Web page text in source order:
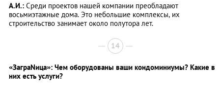
А.И.: Среди проектов нашей компании преобладают
восьмиэтажные дома. Это небольшие комплексы, их
строительство занимает около полутора лет.
14
«ЗаграNица»: Чем оборудованы ваши кондоминиумы? Какие в
них есть услуги?